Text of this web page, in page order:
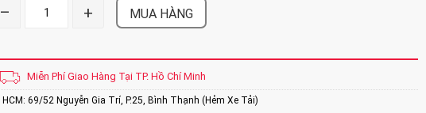
– + MUA HÀNG
Miễn Phí Giao Hàng Tại TP. Hồ Chí Minh
HCM: 69/52 Nguyễn Gia Trí, P.25, Bình Thạnh (Hẻm Xe Tải)